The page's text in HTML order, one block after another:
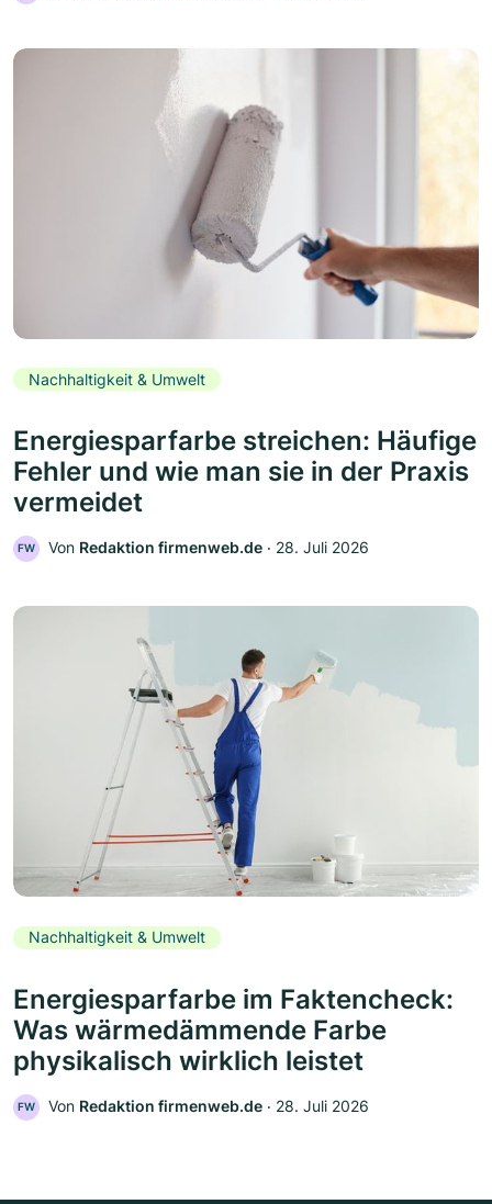
Nachhaltigkeit & Umwelt
Energiesparfarbe streichen: Häufige
Fehler und wie man sie in der Praxis
vermeidet
FW Von Redaktion firmenweb.de ‧ 28. Juli 2026
Nachhaltigkeit & Umwelt
Energiesparfarbe im Faktencheck:
Was wärmedämmende Farbe
physikalisch wirklich leistet
FW Von Redaktion firmenweb.de ‧ 28. Juli 2026